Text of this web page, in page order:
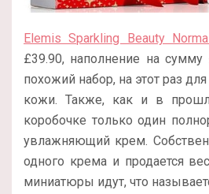
Elemis Sparkling Beauty
£39.90, наполнение на
похожий набор, на этот раз
кожи. Также, как и в
коробочке только один
увлажняющий крем.
одного крема и продается
миниатюры идут, что